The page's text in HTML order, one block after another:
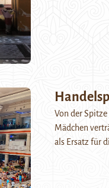
Von der
Mädchen
als Ersatz für